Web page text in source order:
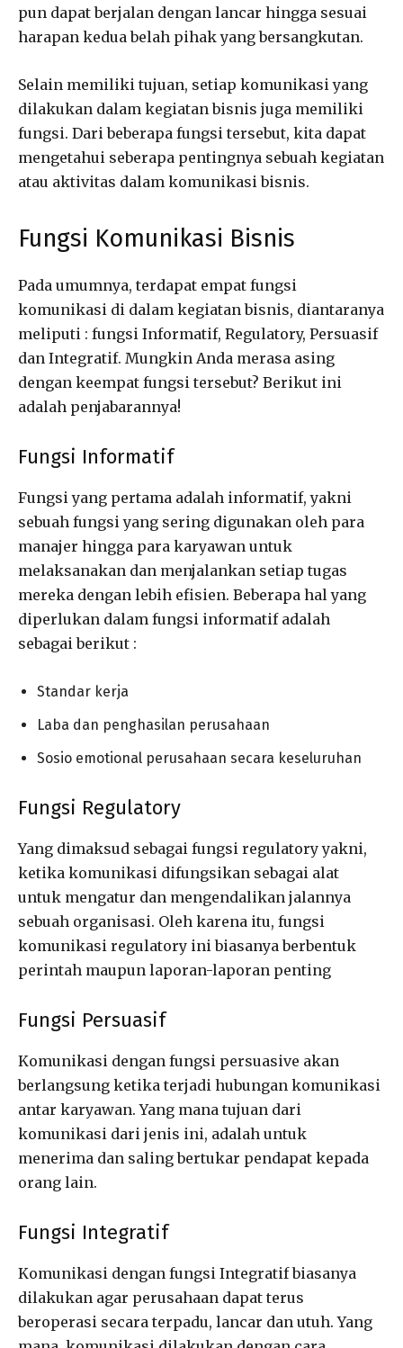
pun dapat berjalan dengan lancar hingga sesuai
harapan kedua belah pihak yang bersangkutan.
Selain memiliki tujuan, setiap komunikasi yang
dilakukan dalam kegiatan bisnis juga memiliki
fungsi. Dari beberapa fungsi tersebut, kita dapat
mengetahui seberapa pentingnya sebuah kegiatan
atau aktivitas dalam komunikasi bisnis.
Fungsi Komunikasi Bisnis
Pada umumnya, terdapat empat fungsi
komunikasi di dalam kegiatan bisnis, diantaranya
meliputi : fungsi Informatif, Regulatory, Persuasif
dan Integratif. Mungkin Anda merasa asing
dengan keempat fungsi tersebut? Berikut ini
adalah penjabarannya!
Fungsi Informatif
Fungsi yang pertama adalah informatif, yakni
sebuah fungsi yang sering digunakan oleh para
manajer hingga para karyawan untuk
melaksanakan dan menjalankan setiap tugas
mereka dengan lebih efisien. Beberapa hal yang
diperlukan dalam fungsi informatif adalah
sebagai berikut :
Standar kerja
Laba dan penghasilan perusahaan
Sosio emotional perusahaan secara keseluruhan
Fungsi Regulatory
Yang dimaksud sebagai fungsi regulatory yakni,
ketika komunikasi difungsikan sebagai alat
untuk mengatur dan mengendalikan jalannya
sebuah organisasi. Oleh karena itu, fungsi
komunikasi regulatory ini biasanya berbentuk
perintah maupun laporan-laporan penting
Fungsi Persuasif
Komunikasi dengan fungsi persuasive akan
berlangsung ketika terjadi hubungan komunikasi
antar karyawan. Yang mana tujuan dari
komunikasi dari jenis ini, adalah untuk
menerima dan saling bertukar pendapat kepada
orang lain.
Fungsi Integratif
Komunikasi dengan fungsi Integratif biasanya
dilakukan agar perusahaan dapat terus
beroperasi secara terpadu, lancar dan utuh. Yang